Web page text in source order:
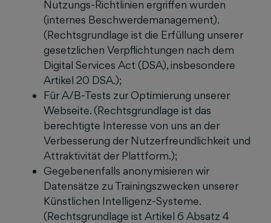
Nutzungs-Richtlinien ergriffen wurden
(internes Beschwerdemanagement).
(Rechtsgrundlage ist die Erfüllung unserer
gesetzlichen Verpflichtungen nach dem
Digital Services Act (DSA), insbesondere
Artikel 20 DSA.);
Für A/B-Tests zur Optimierung unserer
Webseite. (Rechtsgrundlage ist das
berechtigte Interesse von uns an der
Verbesserung der Nutzerfreundlichkeit und
Attraktivität der Plattform.);
Gegebenenfalls anonymisieren wir
Datensätze zu Trainingszwecken unserer
Künstlichen Intelligenz-Systeme.
(Rechtsgrundlage ist Artikel 6 Absatz 4